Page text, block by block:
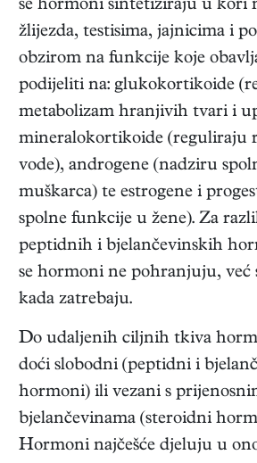
se hormoni sintetiziraju u kori
žlijezda, testisima, jajnicima i
obzirom na funkcije koje
podijeliti na: glukokortikoide
metabolizam hranjivih tvari i
mineralokortikoide (reguliraju
vode), androgene (nadziru
muškarca) te estrogene i
spolne funkcije u žene). Za
peptidnih i bjelančevinskih
se hormoni ne pohranjuju, već
kada zatrebaju.
Do udaljenih ciljnih tkiva
doći slobodni (peptidni i
hormoni) ili vezani s
bjelančevinama (steroidni
Hormoni najčešće djeluju u